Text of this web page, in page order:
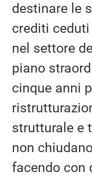
destinare le
crediti
nel settore
piano
cinque anni
strutturale e
non
facendo con